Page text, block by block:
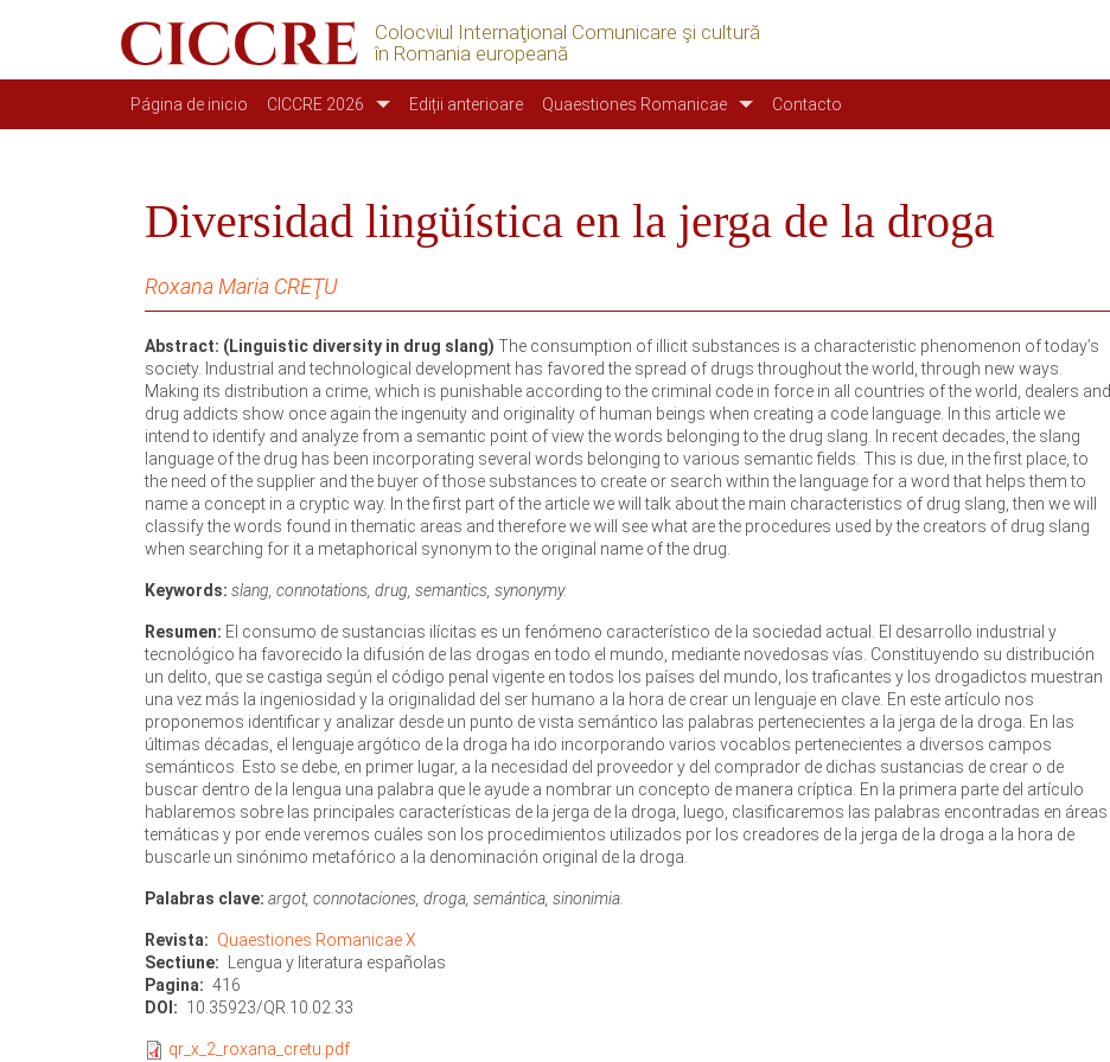
Colocviul Internaţional Comunicare şi cultură
în Romania europeană
Navegación principal
Página de inicio CICCRE 2026 Ediții anterioare Quaestiones Romanicae Contacto
Diversidad lingüística en la jerga de la droga
Roxana Maria CREŢU
Abstract: (Linguistic diversity in drug slang) The consumption of illicit substances is a characteristic phenomenon of today’s
society. Industrial and technological development has favored the spread of drugs throughout the world, through new ways.
Making its distribution a crime, which is punishable according to the criminal code in force in all countries of the world, dealers and
drug addicts show once again the ingenuity and originality of human beings when creating a code language. In this article we
intend to identify and analyze from a semantic point of view the words belonging to the drug slang. In recent decades, the slang
language of the drug has been incorporating several words belonging to various semantic fields. This is due, in the first place, to
the need of the supplier and the buyer of those substances to create or search within the language for a word that helps them to
name a concept in a cryptic way. In the first part of the article we will talk about the main characteristics of drug slang, then we will
classify the words found in thematic areas and therefore we will see what are the procedures used by the creators of drug slang
when searching for it a metaphorical synonym to the original name of the drug.
Keywords: slang, connotations, drug, semantics, synonymy.
Resumen: El consumo de sustancias ilícitas es un fenómeno característico de la sociedad actual. El desarrollo industrial y
tecnológico ha favorecido la difusión de las drogas en todo el mundo, mediante novedosas vías. Constituyendo su distribución
un delito, que se castiga según el código penal vigente en todos los países del mundo, los traficantes y los drogadictos muestran
una vez más la ingeniosidad y la originalidad del ser humano a la hora de crear un lenguaje en clave. En este artículo nos
proponemos identificar y analizar desde un punto de vista semántico las palabras pertenecientes a la jerga de la droga. En las
últimas décadas, el lenguaje argótico de la droga ha ido incorporando varios vocablos pertenecientes a diversos campos
semánticos. Esto se debe, en primer lugar, a la necesidad del proveedor y del comprador de dichas sustancias de crear o de
buscar dentro de la lengua una palabra que le ayude a nombrar un concepto de manera críptica. En la primera parte del artículo
hablaremos sobre las principales características de la jerga de la droga, luego, clasificaremos las palabras encontradas en áreas
temáticas y por ende veremos cuáles son los procedimientos utilizados por los creadores de la jerga de la droga a la hora de
buscarle un sinónimo metafórico a la denominación original de la droga.
Palabras clave: argot, connotaciones, droga, semántica, sinonimia.
Revista
Quaestiones Romanicae X
Sectiune
Lengua y literatura españolas
Pagina
416
DOI
10.35923/QR.10.02.33
qr_x_2_roxana_cretu.pdf